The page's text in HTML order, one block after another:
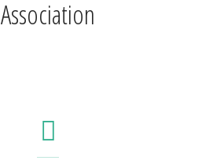
Association